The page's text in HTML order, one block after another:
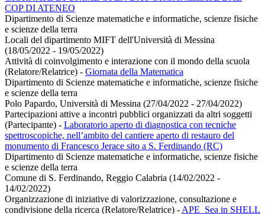
COP DI ATENEO
Dipartimento di Scienze matematiche e informatiche, scienze fisiche
e scienze della terra
Locali del dipartimento MIFT dell'Università di Messina
(18/05/2022 - 19/05/2022)
Attività di coinvolgimento e interazione con il mondo della scuola
(Relatore/Relatrice) - Giornata della Matematica
Dipartimento di Scienze matematiche e informatiche, scienze fisiche
e scienze della terra
Polo Papardo, Università di Messina (27/04/2022 - 27/04/2022)
Partecipazioni attive a incontri pubblici organizzati da altri soggetti
(Partecipante) - Laboratorio aperto di diagnostica con tecniche
spettroscopiche, nell’ambito del cantiere aperto di restauro del
monumento di Francesco Jerace sito a S. Ferdinando (RC)
Dipartimento di Scienze matematiche e informatiche, scienze fisiche
e scienze della terra
Comune di S. Ferdinando, Reggio Calabria (14/02/2022 -
14/02/2022)
Organizzazione di iniziative di valorizzazione, consultazione e
condivisione della ricerca (Relatore/Relatrice) - APE_Sea in SHELL